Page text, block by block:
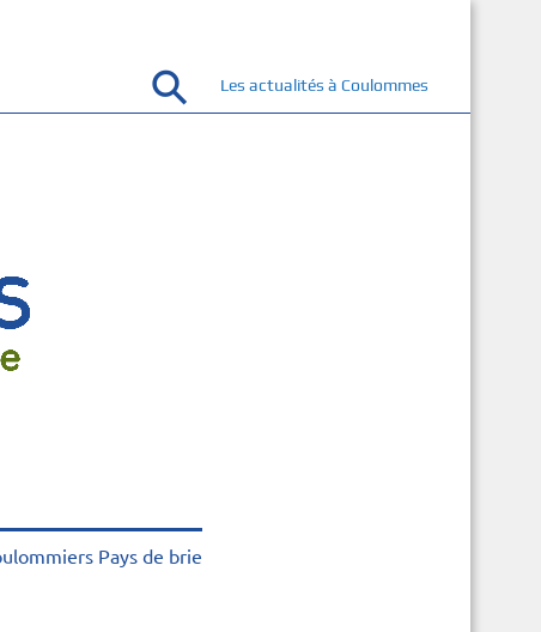
Les actualités à Coulommes
Pays de brie